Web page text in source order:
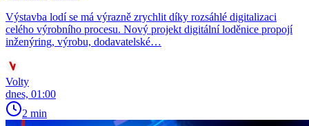
Výstavba lodí se má výrazně zrychlit díky rozsáhlé digitalizaci
celého výrobního procesu. Nový projekt digitální loděnice propojí
inženýring, výrobu, dodavatelské…
Volty
dnes, 01:00
2 min